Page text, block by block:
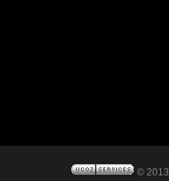
© 2013